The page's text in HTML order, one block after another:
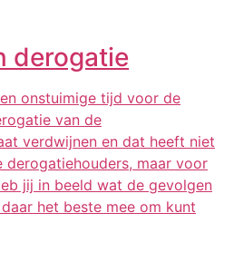
derogatie
onstuimige tijd voor de
van de
verdwijnen en dat heeft niet
derogatiehouders, maar voor
jij in beeld wat de gevolgen
het beste mee om kunt